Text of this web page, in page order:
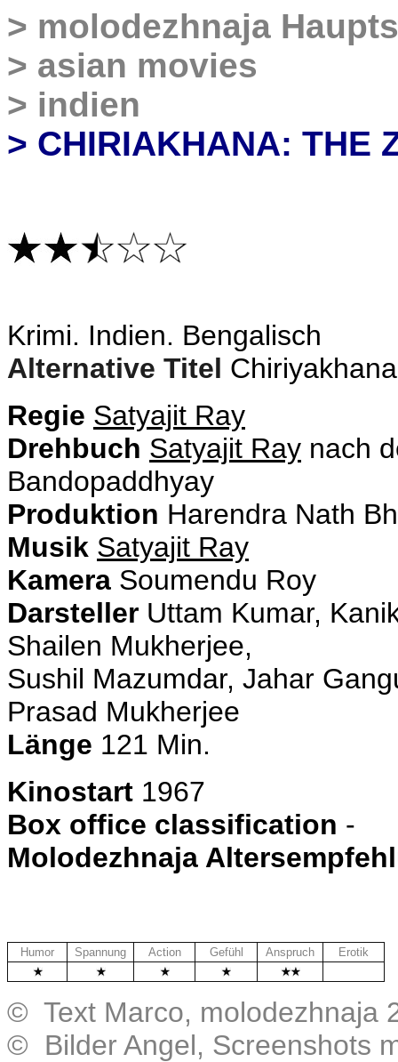
> molodezhnaja
> asian movies
> indien
> CHIRIAKHANA: THE
Krimi. Indien. Bengalisch
Alternative Titel
Regie Satyajit Ray
Drehbuch Satyajit Ray nach
Bandopaddhyay
Produktion Harendra Nath
Musik Satyajit Ray
Kamera Soumendu Roy
Darsteller Uttam Kumar,
Shailen Mukherjee,
Sushil Mazumdar, Jahar
Prasad Mukherjee
Länge 121 Min.
Kinostart 1967
Box office classification -
Molodezhnaja
Humor Spannung Action Gefühl Anspruch
Erotik
© Text Marco, molodezhnaja
© Bilder Angel, Screenshots